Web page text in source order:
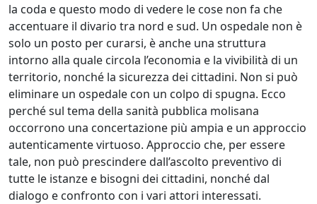
la coda e questo modo di vedere le cose non fa che
accentuare il divario tra nord e sud. Un ospedale non è
solo un posto per curarsi, è anche una struttura
intorno alla quale circola l’economia e la vivibilità di un
territorio, nonché la sicurezza dei cittadini. Non si può
eliminare un ospedale con un colpo di spugna. Ecco
perché sul tema della sanità pubblica molisana
occorrono una concertazione più ampia e un approccio
autenticamente virtuoso. Approccio che, per essere
tale, non può prescindere dall’ascolto preventivo di
tutte le istanze e bisogni dei cittadini, nonché dal
dialogo e confronto con i vari attori interessati.